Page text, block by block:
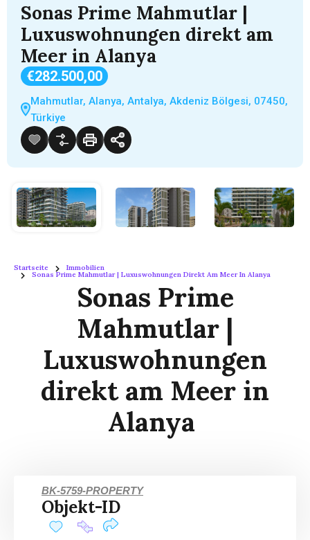
Sonas Prime Mahmutlar |
Luxuswohnungen direkt am
Meer in Alanya
€282.500,00
Mahmutlar, Alanya, Antalya, Akdeniz Bölgesi, 07450,
Türkiye
Startseite Immobilien
Sonas Prime Mahmutlar | Luxuswohnungen Direkt Am Meer In Alanya
Sonas Prime
Mahmutlar |
Luxuswohnungen
direkt am Meer in
Alanya
Objekt-ID
BK-5759-PROPERTY